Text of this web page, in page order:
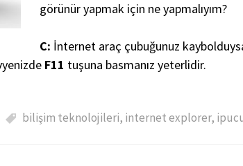
görünür yapmak için ne yapmalıyım?
C: İnternet araç çubuğunuz
F11 tuşuna basmanız yeterlidir.
bilişim teknolojileri, internet explorer,